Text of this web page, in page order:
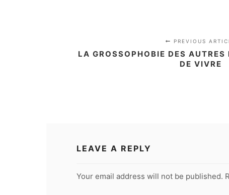
PREVIOUS
LA GROSSOPHOBIE DES AUTRES
DE VIVRE
LEAVE A REPLY
Your email address will not be published.